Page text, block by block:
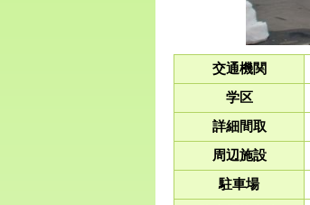
交通機関
学区
詳細間取
周辺施設
駐車場